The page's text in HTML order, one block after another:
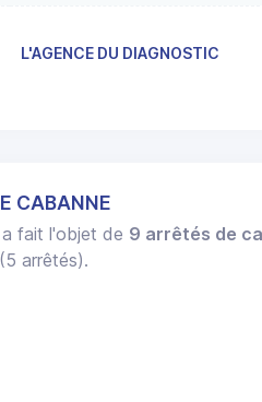
L'AGENCE DU DIAGNOSTIC
CABANNE
a fait l'objet de 9 arrêtés de
(5 arrêtés).